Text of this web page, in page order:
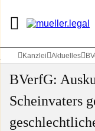
Kanzlei Aktuelles
BVerfG:
Scheinvaters